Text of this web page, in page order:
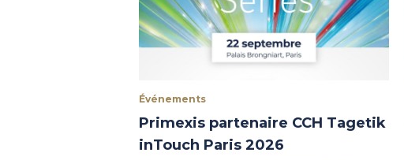
Événements
Primexis partenaire CCH Tagetik
inTouch Paris 2026